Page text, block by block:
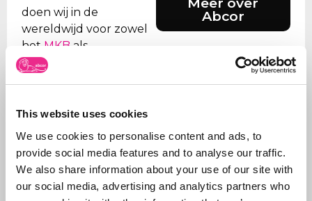
This website uses cookies
We use cookies to personalise content and ads, to
provide social media features and to analyse our traffic.
We also share information about your use of our site with
our social media, advertising and analytics partners who
doen wij in de
wereldwijd voor zowel
het MKB als
internationale
eerste Benelux
klant te ontzorgen en
advies wat aan te
Abcor